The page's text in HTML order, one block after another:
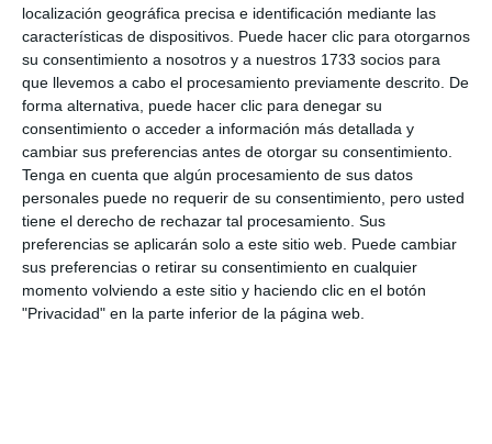
localización geográfica precisa e identificación mediante las
características de dispositivos. Puede hacer clic para otorgarnos
su consentimiento a nosotros y a nuestros 1733 socios para
que llevemos a cabo el procesamiento previamente descrito. De
forma alternativa, puede hacer clic para denegar su
consentimiento o acceder a información más detallada y
cambiar sus preferencias antes de otorgar su consentimiento.
Tenga en cuenta que algún procesamiento de sus datos
personales puede no requerir de su consentimiento, pero usted
tiene el derecho de rechazar tal procesamiento. Sus
preferencias se aplicarán solo a este sitio web. Puede cambiar
sus preferencias o retirar su consentimiento en cualquier
momento volviendo a este sitio y haciendo clic en el botón
"Privacidad" en la parte inferior de la página web.